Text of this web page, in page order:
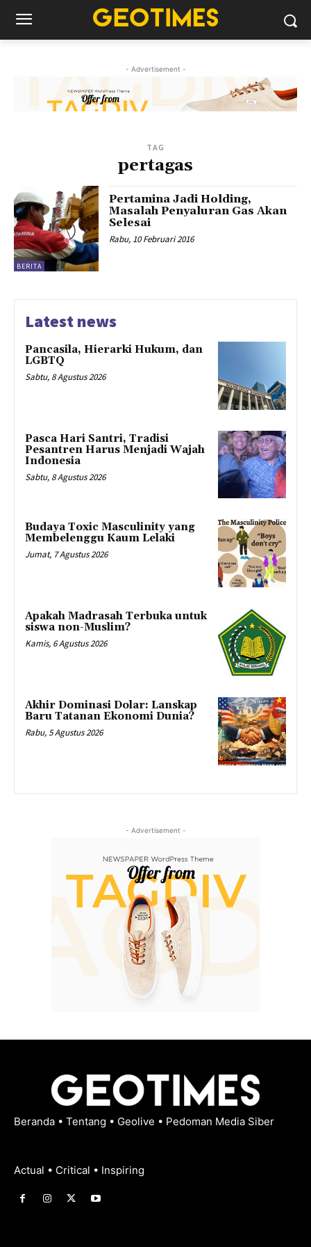
- Advertisement -
TAG
pertagas
BERITA
Pertamina Jadi Holding,
Masalah Penyaluran Gas Akan
Selesai
Rabu, 10 Februari 2016
Latest news
Pancasila, Hierarki Hukum, dan
LGBTQ
Sabtu, 8 Agustus 2026
Pasca Hari Santri, Tradisi
Pesantren Harus Menjadi Wajah
Indonesia
Sabtu, 8 Agustus 2026
Budaya Toxic Masculinity yang
Membelenggu Kaum Lelaki
Jumat, 7 Agustus 2026
Apakah Madrasah Terbuka untuk
siswa non-Muslim?
Kamis, 6 Agustus 2026
Akhir Dominasi Dolar: Lanskap
Baru Tatanan Ekonomi Dunia?
Rabu, 5 Agustus 2026
- Advertisement -
Beranda • Tentang • Geolive • Pedoman Media Siber
Actual • Critical • Inspiring